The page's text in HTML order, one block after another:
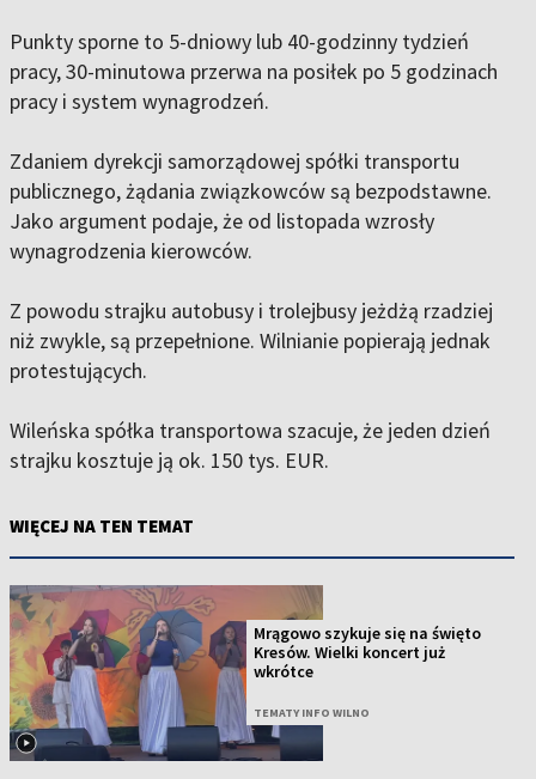
Punkty sporne to 5-dniowy lub 40-godzinny tydzień
pracy, 30-minutowa przerwa na posiłek po 5 godzinach
pracy i system wynagrodzeń.
Zdaniem dyrekcji samorządowej spółki transportu
publicznego, żądania związkowców są bezpodstawne.
Jako argument podaje, że od listopada wzrosły
wynagrodzenia kierowców.
Z powodu strajku autobusy i trolejbusy jeżdżą rzadziej
niż zwykle, są przepełnione. Wilnianie popierają jednak
protestujących.
Wileńska spółka transportowa szacuje, że jeden dzień
strajku kosztuje ją ok. 150 tys. EUR.
WIĘCEJ NA TEN TEMAT
Mrągowo szykuje się na święto
Kresów. Wielki koncert już
wkrótce
TEMATY INFO WILNO